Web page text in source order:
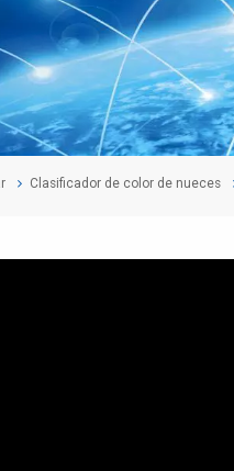
Clasificador de color de nueces